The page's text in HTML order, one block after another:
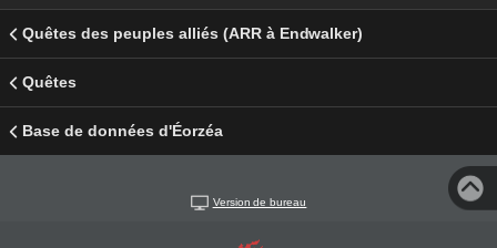
Quêtes des peuples alliés (ARR à Endwalker)
Quêtes
Base de données d'Éorzéa
Version de bureau